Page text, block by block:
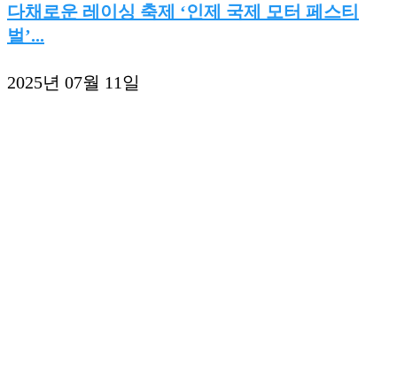
다채로운 레이싱 축제 ‘인제 국제 모터 페스티
벌’...
2025년 07월 11일